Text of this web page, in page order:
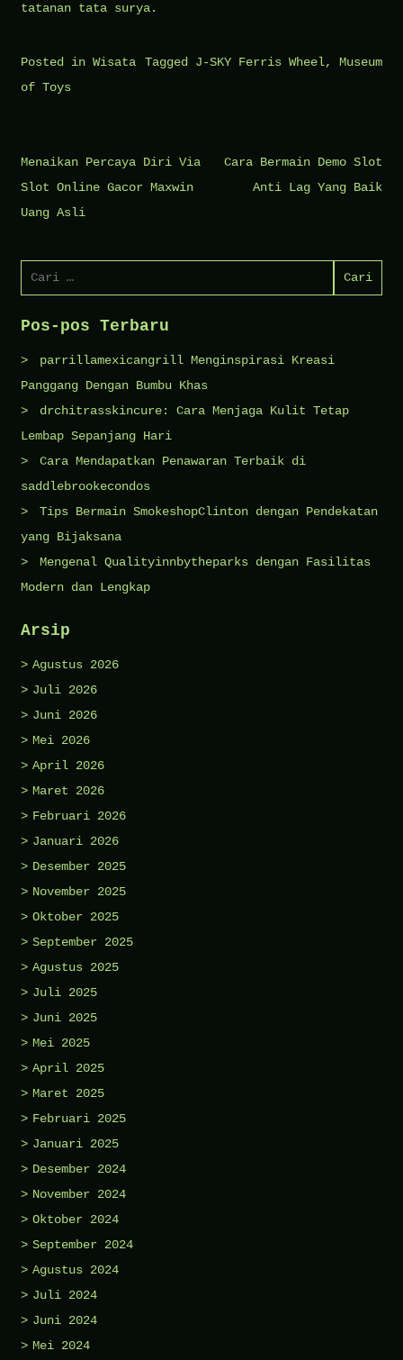
tatanan tata surya.
Posted in Wisata Tagged J-SKY Ferris Wheel, Museum
of Toys
Navigasi
pos
Menaikan Percaya Diri Via
Slot Online Gacor Maxwin
Uang Asli
Cara Bermain Demo Slot
Anti Lag Yang Baik
Pos-pos Terbaru
parrillamexicangrill Menginspirasi Kreasi
Panggang Dengan Bumbu Khas
drchitrasskincure: Cara Menjaga Kulit Tetap
Lembap Sepanjang Hari
Cara Mendapatkan Penawaran Terbaik di
saddlebrookecondos
Tips Bermain SmokeshopClinton dengan Pendekatan
yang Bijaksana
Mengenal Qualityinnbytheparks dengan Fasilitas
Modern dan Lengkap
Arsip
Agustus 2026
Juli 2026
Juni 2026
Mei 2026
April 2026
Maret 2026
Februari 2026
Januari 2026
Desember 2025
November 2025
Oktober 2025
September 2025
Agustus 2025
Juli 2025
Juni 2025
Mei 2025
April 2025
Maret 2025
Februari 2025
Januari 2025
Desember 2024
November 2024
Oktober 2024
September 2024
Agustus 2024
Juli 2024
Juni 2024
Mei 2024